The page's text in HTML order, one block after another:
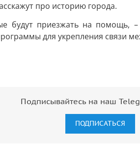
про историю города.
приезжать на помощь, –
для укрепления связи
Подписывайтесь на наш
ПОДПИСАТЬСЯ